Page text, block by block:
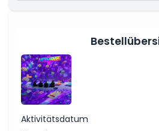
Aktivitätsdatum